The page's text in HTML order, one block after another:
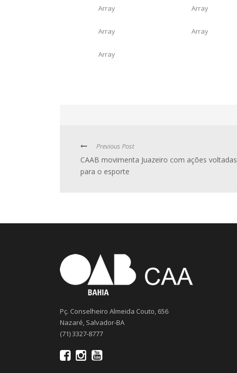
Array Array
Array Array
Array
Previous Post
CAAB movimenta Juazeiro com ações voltadas
para o esporte
Pç. Conselheiro Almeida Couto, 656
Nazaré, Salvador-BA
(71) 3327-8777